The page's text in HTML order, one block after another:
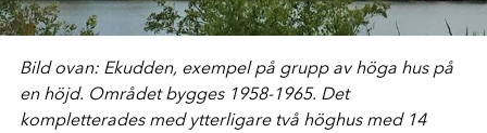
Bild ovan: Ekudden, exempel på grupp av höga hus på
en höjd. Området bygges 1958-1965. Det
kompletterades med ytterligare två höghus med 14